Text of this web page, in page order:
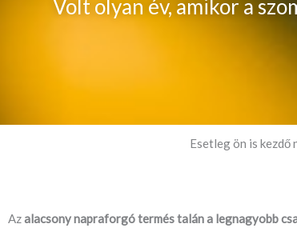
Volt olyan év, amikor a
Esetleg ön is kezdő
Azalacsony napraforgó termés talán a legnagyobb